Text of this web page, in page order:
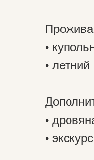
•
• летний
•
•
Прайс-
Игры,